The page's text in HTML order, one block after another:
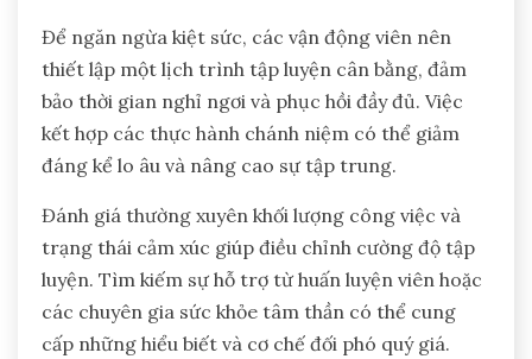
Để ngăn ngừa kiệt sức, các vận động viên nên
thiết lập một lịch trình tập luyện cân bằng, đảm
bảo thời gian nghỉ ngơi và phục hồi đầy đủ. Việc
kết hợp các thực hành chánh niệm có thể giảm
đáng kể lo âu và nâng cao sự tập trung.
Đánh giá thường xuyên khối lượng công việc và
trạng thái cảm xúc giúp điều chỉnh cường độ tập
luyện. Tìm kiếm sự hỗ trợ từ huấn luyện viên hoặc
các chuyên gia sức khỏe tâm thần có thể cung
cấp những hiểu biết và cơ chế đối phó quý giá.